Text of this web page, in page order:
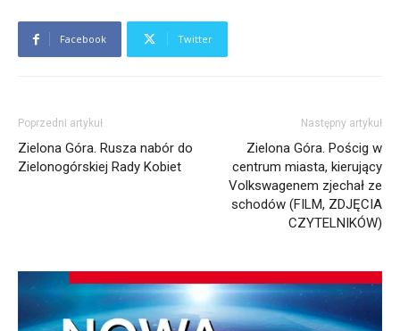
Facebook Twitter
Poprzedni artykuł
Zielona Góra. Rusza nabór do
Zielonogórskiej Rady Kobiet
Następny artykuł
Zielona Góra. Pościg w
centrum miasta, kierujący
Volkswagenem zjechał ze
schodów (FILM, ZDJĘCIA
CZYTELNIKÓW)